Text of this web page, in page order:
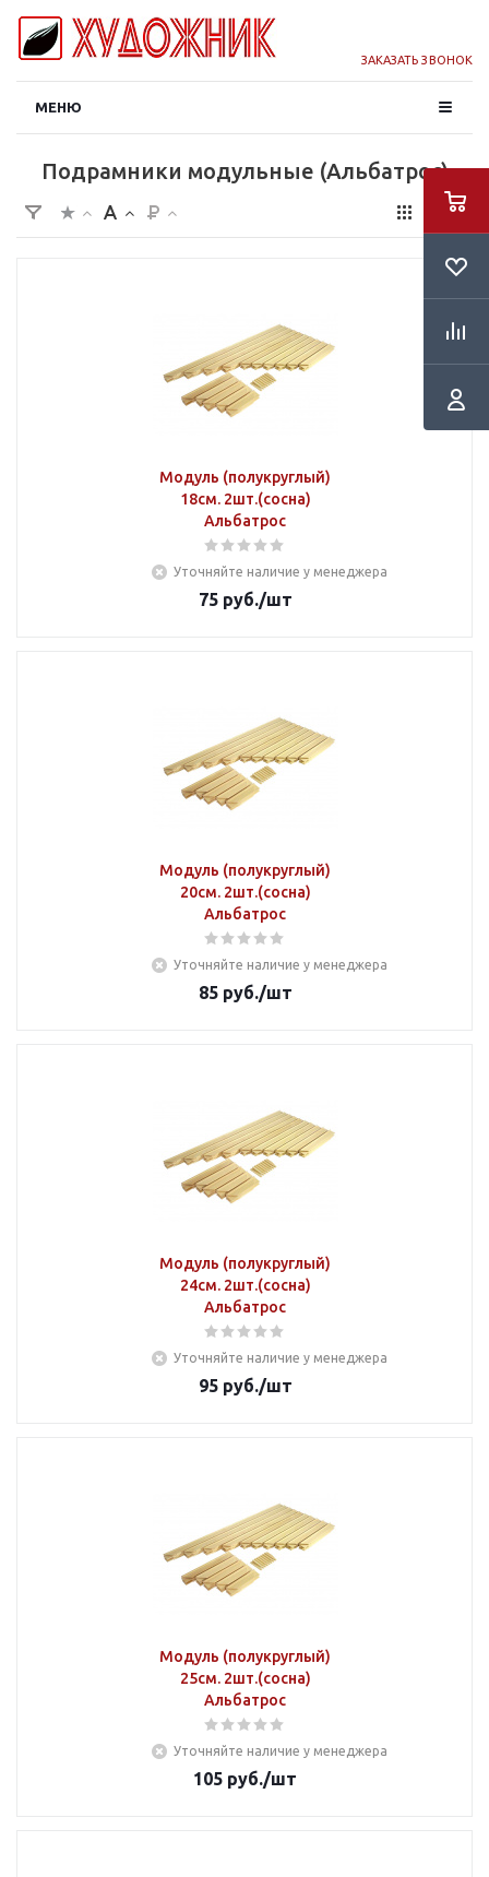
ЗАКАЗАТЬ ЗВОНОК
МЕНЮ
Подрамники модульные (Альбатрос)
Модуль (полукруглый)
18см. 2шт.(сосна)
Альбатрос
Уточняйте наличие у менеджера
75руб./шт
Модуль (полукруглый)
20см. 2шт.(сосна)
Альбатрос
Уточняйте наличие у менеджера
85руб./шт
Модуль (полукруглый)
24см. 2шт.(сосна)
Альбатрос
Уточняйте наличие у менеджера
95руб./шт
Модуль (полукруглый)
25см. 2шт.(сосна)
Альбатрос
Уточняйте наличие у менеджера
105 руб./шт